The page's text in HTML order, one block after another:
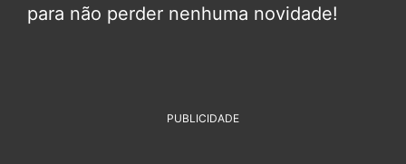
para não perder nenhuma novidade!
PUBLICIDADE